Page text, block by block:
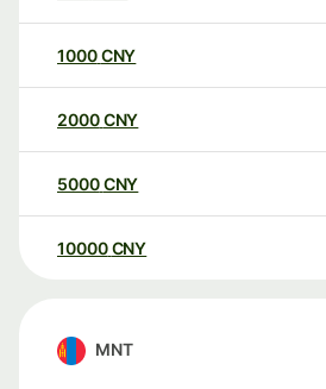
1000CNY
2000CNY
5000CNY
10000 CNY
MNT